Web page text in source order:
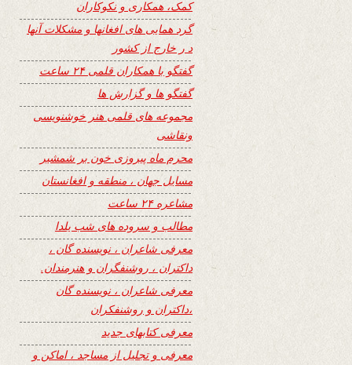
کمک، همکاری و نکوکاران
گرد همایی های افغانها و مشکلات آنها
د ر خارج از کشور
گفتگو با همکاران قلمی ۲۴ ساعت
گفتگو ها و گزارش ها
مجموعه های قلمی هنر خوشنویسی
ونقاشی
محرم ماه پیروزی خون بر شمشیر
مسایل جهان ، منطقه و افغانستان
مشاعره ۲۴ ساعت
مطالب و سروده های شب یلدا
معرفی شاعران ، نویسنده گان ،
داکتران ، روشنفگران و هنرمندان.
معرفی شاعران ، نویسنده گان
،داکتران و روشنفکران
معرفی کتابهای جدید
معرفی و تجلیل از مساجد ، اماکن و